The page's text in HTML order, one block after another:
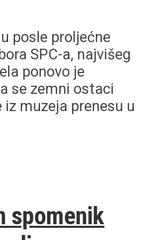
posle proljećne
SPC-a, najvišeg
ponovo je
se zemni ostaci
iz muzeja prenesu u
spomenik